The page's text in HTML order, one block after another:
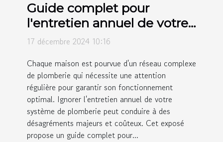
Guide complet pour
l'entretien annuel de votre
système de plomberie
17 décembre 2024 10:16
Chaque maison est pourvue d'un réseau complexe
de plomberie qui nécessite une attention
régulière pour garantir son fonctionnement
optimal. Ignorer l'entretien annuel de votre
système de plomberie peut conduire à des
désagréments majeurs et coûteux. Cet exposé
propose un guide complet pour...